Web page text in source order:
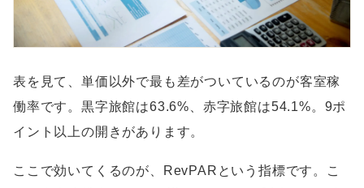
表を見て、単価以外で最も差がついているのが客室稼
働率です。黒字旅館は63.6%、赤字旅館は54.1%。9ポ
イント以上の開きがあります。
ここで効いてくるのが、RevPARという指標です。こ